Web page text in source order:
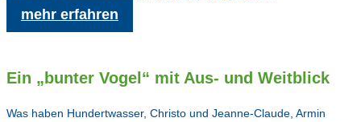
mehr erfahren
Ein „bunter Vogel“ mit Aus- und Weitblick
Was haben Hundertwasser, Christo und Jeanne-Claude, Armin